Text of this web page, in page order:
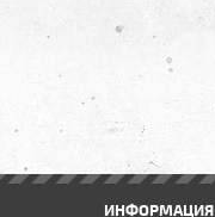
ИНФОРМАЦИЯ